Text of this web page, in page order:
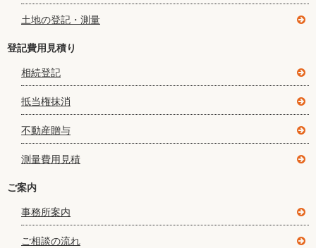
土地の登記・測量
登記費用見積り
相続登記
抵当権抹消
不動産贈与
測量費用見積
ご案内
事務所案内
ご相談の流れ